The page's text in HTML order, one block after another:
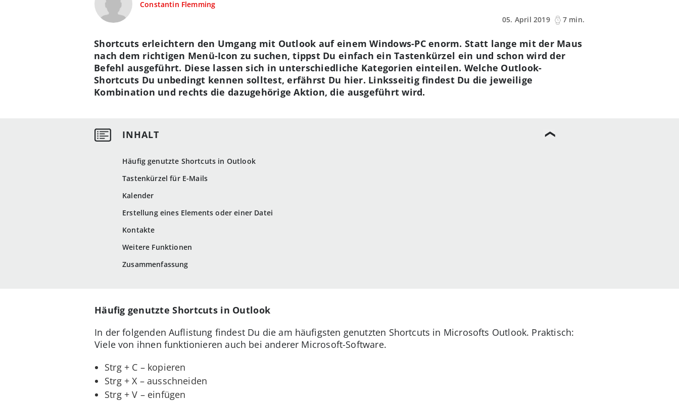
Constantin Flemming
05. April 2019
7 min.
Häufig genutzte Shortcuts in Outlook
Tastenkürzel für E-Mails
Kalender
Erstellung eines Elements oder einer Datei
Kontakte
Weitere Funktionen
Zusammenfassung
Shortcuts erleichtern den Umgang mit Outlook auf einem Windows-PC enorm. Statt lange mit der Maus
nach dem richtigen Menü-Icon zu suchen, tippst Du einfach ein Tastenkürzel ein und schon wird der
Befehl ausgeführt. Diese lassen sich in unterschiedliche Kategorien einteilen. Welche Outlook-
Shortcuts Du unbedingt kennen solltest, erfährst Du hier. Linksseitig findest Du die jeweilige
Kombination und rechts die dazugehörige Aktion, die ausgeführt wird.
Häufig genutzte Shortcuts in Outlook
In der folgenden Auflistung findest Du die am häufigsten genutzten Shortcuts in Microsofts Outlook. Praktisch:
Viele von ihnen funktionieren auch bei anderer Microsoft-Software.
Strg + C – kopieren
Strg + X – ausschneiden
Strg + V – einfügen